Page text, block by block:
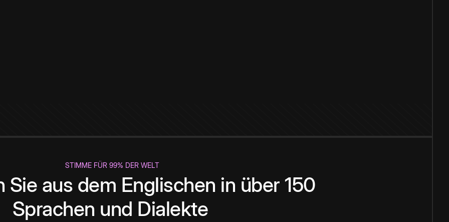
STIMME FÜR 99% DER WELT
Sie aus dem Englischen in über 150
Sprachen und Dialekte